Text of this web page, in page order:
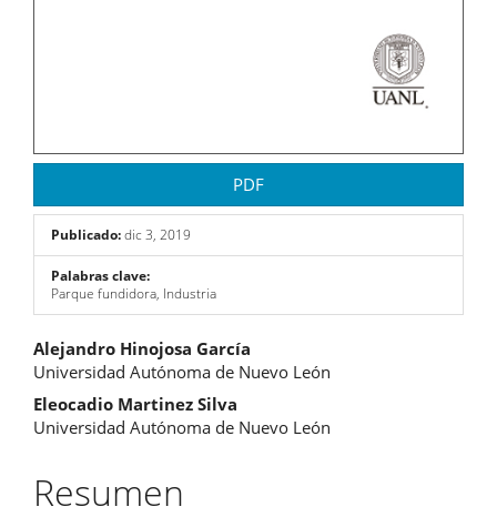
PDF
Publicado:dic 3, 2019
Palabras clave:
Parque fundidora, Industria
Contenido
principal
del
artículo
Alejandro Hinojosa García
Universidad Autónoma de Nuevo León
Eleocadio Martinez Silva
Universidad Autónoma de Nuevo León
Resumen